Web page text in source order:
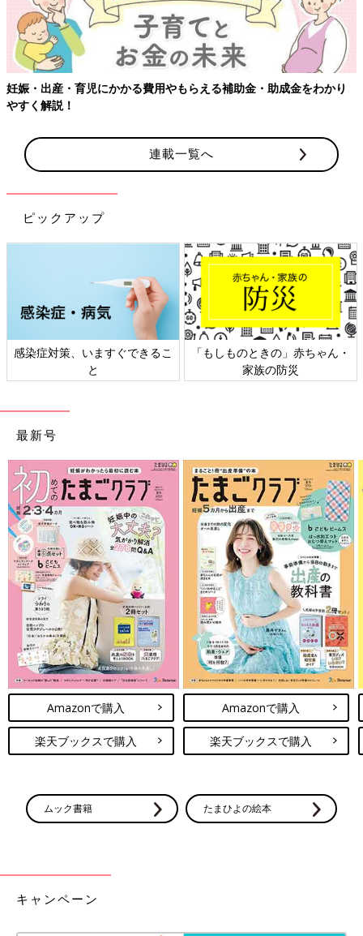
【ワクチン接種できるものも】妊婦の感染症対策、知っておいて！
連載一覧へ
ピックアップ
日本外来小児科学会リーフレッ
ト検討会
六星占術 細木かおりさんの人生
相談
最新号
Amazonで購入
楽天ブックスで購入
Amazonで購入
楽天ブックスで購入
ムック書籍 たまひよの絵本
キャンペーン